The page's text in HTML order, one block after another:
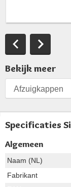
Bekijk meer
Afzuigkappen
Specificaties
Algemeen
Naam (NL)
Fabrikant